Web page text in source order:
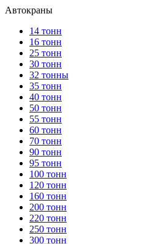
Автокраны
14 тонн
16 тонн
25 тонн
30 тонн
32 тонны
35 тонн
40 тонн
50 тонн
55 тонн
60 тонн
70 тонн
90 тонн
95 тонн
100 тонн
120 тонн
160 тонн
200 тонн
220 тонн
250 тонн
300 тонн